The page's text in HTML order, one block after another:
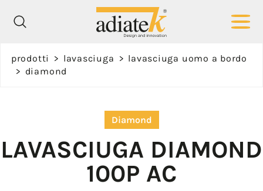
prodotti > lavasciuga > lavasciuga uomo a bordo
> diamond
Diamond
LAVASCIUGA DIAMOND
100P AC
informazioni